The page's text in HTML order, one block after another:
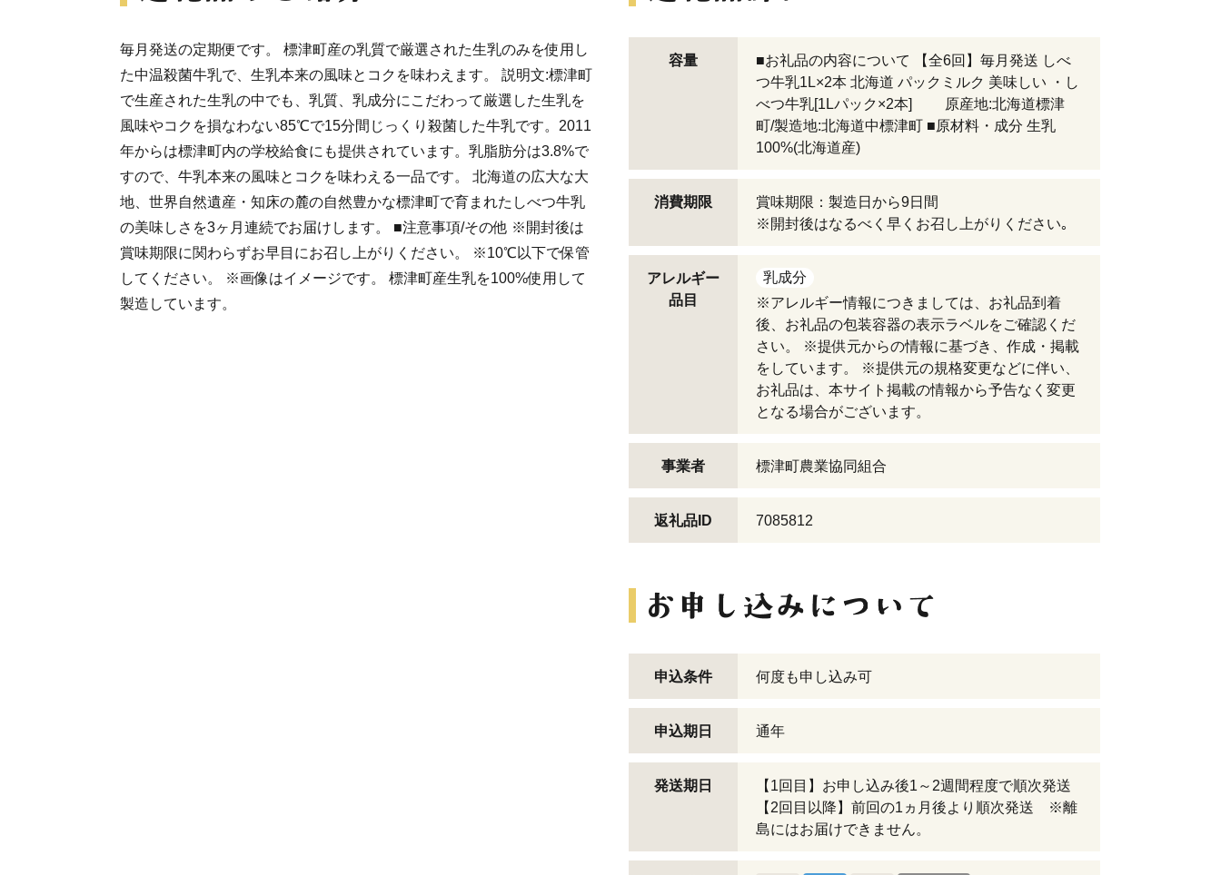
毎月発送の定期便です。 標津町産の乳質で厳選された生乳のみを使用し
た中温殺菌牛乳で、生乳本来の風味とコクを味わえます。 説明文:標津町
で生産された生乳の中でも、乳質、乳成分にこだわって厳選した生乳を
風味やコクを損なわない85℃で15分間じっくり殺菌した牛乳です。2011
年からは標津町内の学校給食にも提供されています。乳脂肪分は3.8%で
すので、牛乳本来の風味とコクを味わえる一品です。 北海道の広大な大
地、世界自然遺産・知床の麓の自然豊かな標津町で育まれたしべつ牛乳
の美味しさを3ヶ月連続でお届けします。 ■注意事項/その他 ※開封後は
賞味期限に関わらずお早目にお召し上がりください。 ※10℃以下で保管
してください。 ※画像はイメージです。 標津町産生乳を100%使用して
製造しています。
容量
■お礼品の内容について 【全6回】毎月発送 しべ
つ牛乳1L×2本 北海道 パックミルク 美味しい ・し
べつ牛乳[1Lパック×2本] 原産地:北海道標津
町/製造地:北海道中標津町 ■原材料・成分 生乳
100%(北海道産)
消費期限
賞味期限：製造日から9日間
※開封後はなるべく早くお召し上がりください｡
アレルギー
品目
乳成分
※アレルギー情報につきましては、お礼品到着
後、お礼品の包装容器の表示ラベルをご確認くだ
さい。 ※提供元からの情報に基づき、作成・掲載
をしています。 ※提供元の規格変更などに伴い、
お礼品は、本サイト掲載の情報から予告なく変更
となる場合がございます。
事業者 標津町農業協同組合
返礼品ID 7085812
申込条件 何度も申し込み可
申込期日 通年
発送期日
【1回目】お申し込み後1～2週間程度で順次発送
【2回目以降】前回の1ヵ月後より順次発送 ※離
島にはお届けできません。